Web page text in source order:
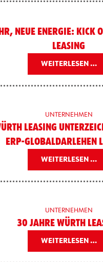
NEUE ENERGIE: KICK
LEASING
WEITERLESEN …
UNTERNEHMEN
LEASING
ERP-GLOBALDARLEHEN
WEITERLESEN …
UNTERNEHMEN
30 JAHRE WÜRTH
WEITERLESEN …